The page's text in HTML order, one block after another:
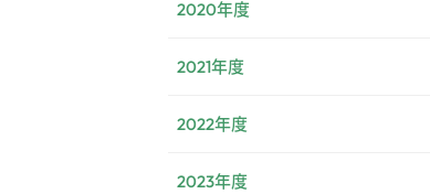
2020年度
2021年度
2022年度
2023年度